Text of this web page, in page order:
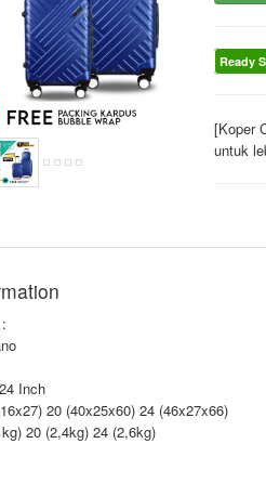
Ready
[Koper
untuk
Inch
20 (40x25x60) 24 (46x27x66)
20 (2,4kg) 24 (2,6kg)